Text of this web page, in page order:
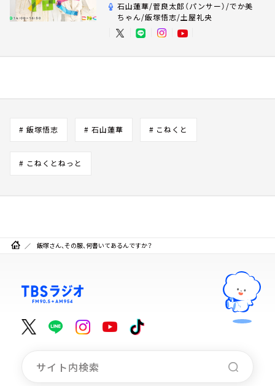
石山蓮華/菅良太郎（パンサー）/でか美
ちゃん/飯塚悟志/土屋礼央
# 飯塚悟志 # 石山蓮華 # こねくと
# こねくとねっと
飯塚さん、その服、何書いてあるんですか？